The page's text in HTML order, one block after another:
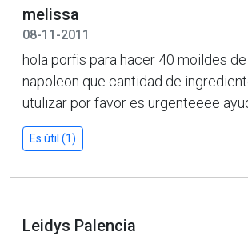
melissa
08-11-2011
hola porfis para hacer 40 moildes
napoleon que cantidad de
utulizar por favor es urgenteeee
Es útil (1)
Leidys Palencia